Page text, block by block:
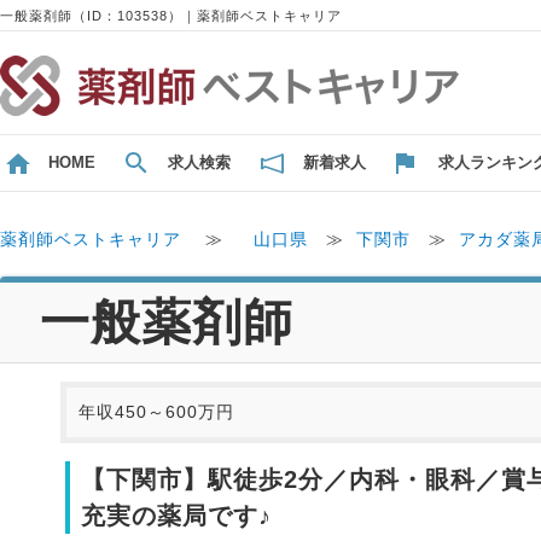
一般薬剤師（ID：103538）｜薬剤師ベストキャリア
HOME 求人検索 新着求人 求人ランキン
薬剤師ベストキャリア ≫ 山口県 ≫ 下関市 ≫ アカダ薬
一般薬剤師
年収450～600万円
【下関市】駅徒歩2分／内科・眼科／
充実の薬局です♪